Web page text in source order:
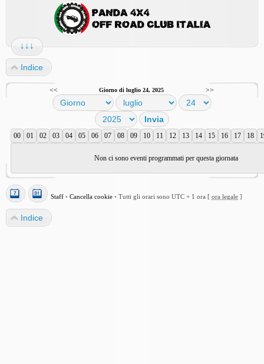
↓↓↓
Indice
<< Giorno di luglio 24, 2025 >>
00 01 02 03 04 05 06 07 08 09 10 11 12 13 14 15 16 17 18
Non ci sono eventi programmati per questa giornata
Staff • Cancella cookie • Tutti gli orari sono UTC + 1 ora [ ora legale ]
Indice